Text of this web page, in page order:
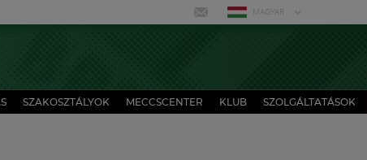
MAGYAR
SZAKOSZTÁLYOK MECCSCENTER KLUB SZOLGÁLTATÁSOK